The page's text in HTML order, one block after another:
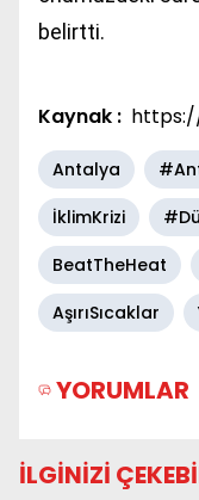
belirtti.
Kaynak :
Antalya
İklimKrizi
BeatTheHeat
AşırıSıcaklar
YORUMLAR
İLGİNİZİ